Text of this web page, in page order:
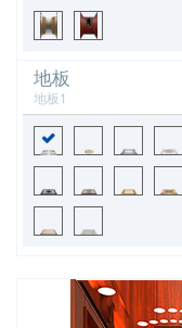
地板
地板1